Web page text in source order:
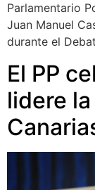
Parlamentario
Juan Manuel
durante el
El PP
lidere